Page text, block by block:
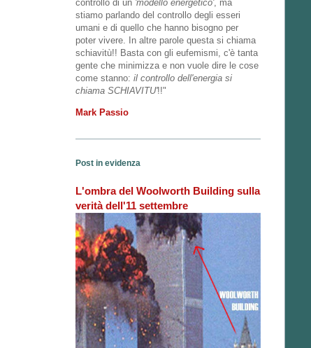
controllo di un 'modello energetico', ma
stiamo parlando del controllo degli esseri
umani e di quello che hanno bisogno per
poter vivere. In altre parole questa si chiama
schiavitù!! Basta con gli eufemismi, c'è tanta
gente che minimizza e non vuole dire le cose
come stanno: il controllo dell'energia si
chiama SCHIAVITU'!!"
Mark Passio
Post in evidenza
L'ombra del Woolworth Building sulla
verità dell'11 settembre